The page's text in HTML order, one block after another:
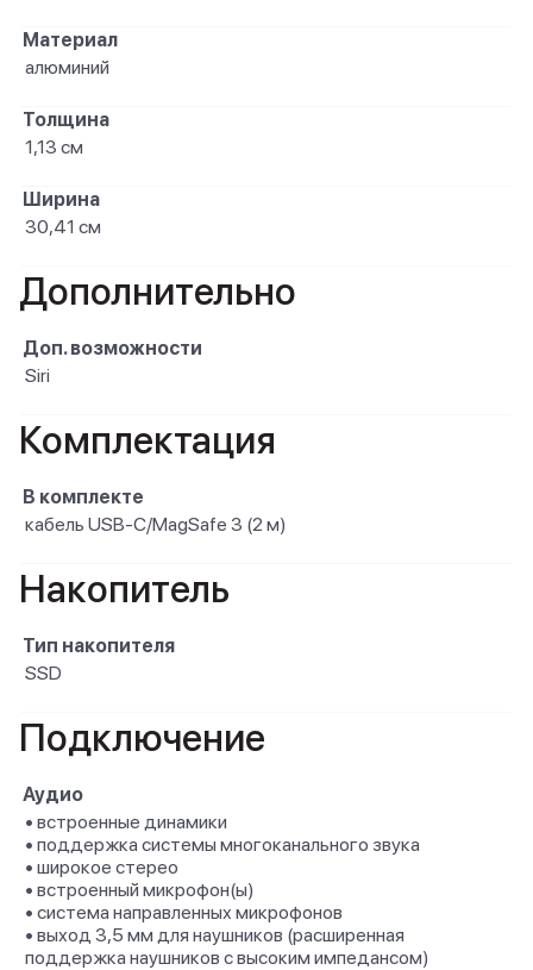
Материал
алюминий
Толщина
1,13 см
Ширина
30,41 см
Дополнительно
Доп. возможности
Siri
Комплектация
В комплекте
кабель USB-C/MagSafe 3 (2 м)
Накопитель
Тип накопителя
SSD
Подключение
Аудио
• встроенные динамики
• поддержка системы многоканального звука
• широкое стерео
• встроенный микрофон(ы)
• система направленных микрофонов
• выход 3,5 мм для наушников (расширенная
поддержка наушников с высоким импедансом)